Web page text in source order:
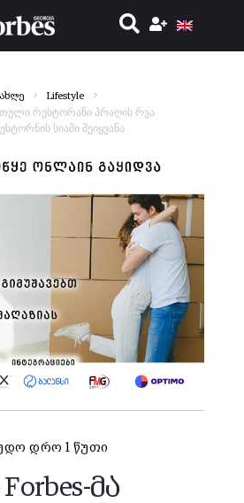
Lifestyle
რესტორანი პრაღის რვა
სიაში შეიყვანა
დრო 1 წუთი
მა